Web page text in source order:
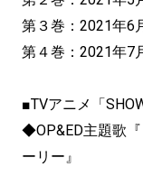
第３巻：2021年6
第４巻：2021年7
■TVアニメ「
◆OP&ED主題歌『
ーリー』